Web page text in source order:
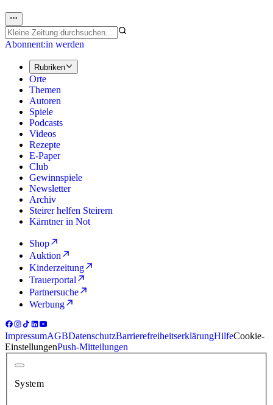
Abonnent:in werden
Rubriken
Orte
Themen
Autoren
Spiele
Podcasts
Videos
Rezepte
E-Paper
Club
Gewinnspiele
Newsletter
Archiv
Steirer helfen Steirern
Kärntner in Not
Shop
Auktion
Kinderzeitung
Trauerportal
Partnersuche
Werbung
ImpressumAGBDatenschutzBarrierefreiheitserklärungHilfeCookie-
EinstellungenPush-Mitteilungen
System